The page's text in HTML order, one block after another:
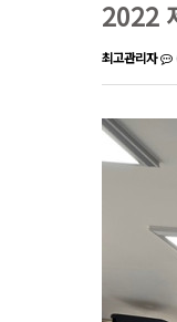
2022
최고관리자